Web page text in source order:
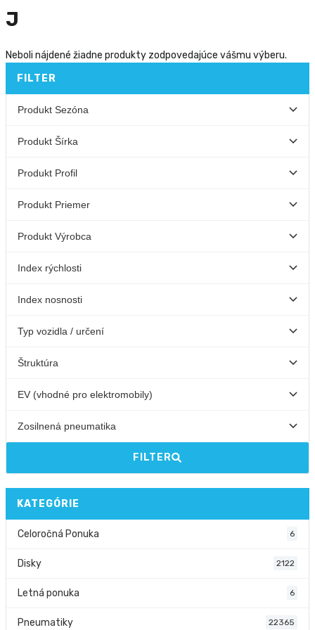
J
Neboli nájdené žiadne produkty zodpovedajúce vášmu výberu.
FILTER
FILTER
KATEGÓRIE
Celoročná Ponuka 6
Disky 2122
Letná ponuka 6
Pneumatiky 22365